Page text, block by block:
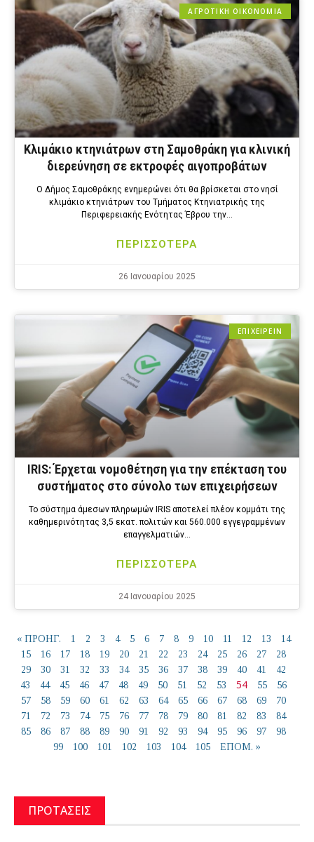
ΑΓΡΟΤΙΚΗ ΟΙΚΟΝΟΜΙΑ
Κλιμάκιο κτηνιάτρων στη Σαμοθράκη για κλινική
διερεύνηση σε εκτροφές αιγοπροβάτων
Ο Δήμος Σαμοθράκης ενημερώνει ότι θα βρίσκεται στο νησί
κλιμάκιο κτηνιάτρων του Τμήματος Κτηνιατρικής της
Περιφερειακής Ενότητας Έβρου την…
ΠΕΡΙΣΣΟΤΕΡΑ
26 Ιανουαρίου 2025
ΕΠΙΧΕΙΡΕΙΝ
IRIS: Έρχεται νομοθέτηση για την επέκταση του
συστήματος στο σύνολο των επιχειρήσεων
Το σύστημα άμεσων πληρωμών IRIS αποτελεί πλέον κομμάτι της
καθημερινότητας 3,5 εκατ. πολιτών και 560.000 εγγεγραμμένων
επαγγελματιών…
ΠΕΡΙΣΣΟΤΕΡΑ
24 Ιανουαρίου 2025
« ΠΡΟΗΓ. 1 2 3 4 5 6 7 8 9 10 11 12 13
14
15
16 17 18 19 20 21 22 23 24 25 26 27
28
29
30 31 32 33 34 35 36 37 38 39 40 41
42
43
44 45 46 47 48 49 50 51 52 53 54 55
56
57
58 59 60 61 62 63 64 65 66 67 68 69
70
71
72 73 74 75 76 77 78 79 80 81 82 83
84
85
86 87 88 89 90 91 92 93 94 95 96 97
98
99
100 101 102 103 104 105 ΕΠΟΜ. »
ΠΡΟΤΑΣΕΙΣ